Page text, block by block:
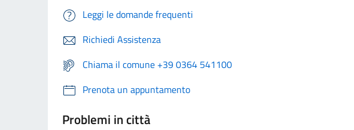
Leggi le domande frequenti
Richiedi Assistenza
Chiama il comune +39 0364 541100
Prenota un appuntamento
Problemi in città